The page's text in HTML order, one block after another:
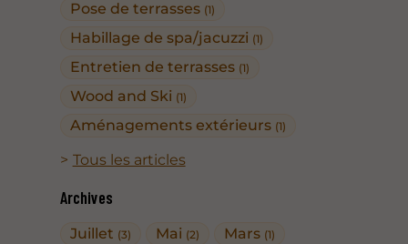
Pose de terrasses (1)
Habillage de spa/jacuzzi (1)
Entretien de terrasses (1)
Wood and Ski (1)
Aménagements extérieurs (1)
Tous les articles
Archives
Juillet (3) Mai (2) Mars (1)